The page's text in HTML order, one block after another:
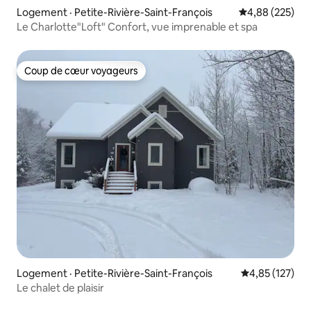
Logement · Petite-Rivière-Saint-François Note
4,88 (225)
Le Charlotte"Loft" Confort, vue imprenable et spa
Coup de cœur voyageurs
Coup de cœur voyageurs
Logement · Petite-Rivière-Saint-François Note
4,85 (127)
Le chalet de plaisir